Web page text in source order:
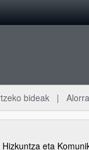
bideak
Hizkuntza eta